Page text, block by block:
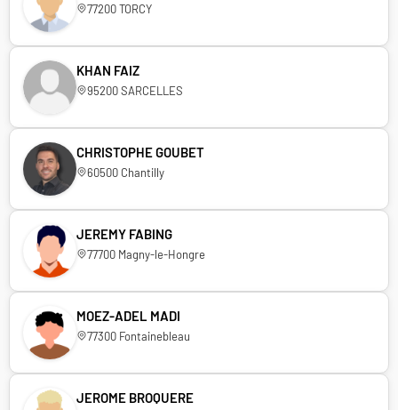
77200 TORCY
KHAN FAIZ
95200 SARCELLES
CHRISTOPHE GOUBET
60500 Chantilly
JEREMY FABING
77700 Magny-le-Hongre
MOEZ-ADEL MADI
77300 Fontainebleau
JEROME BROQUERE